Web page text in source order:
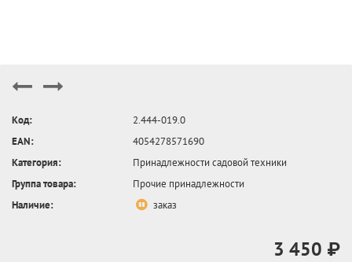
Код:
2.444-019.0
EAN:
4054278571690
Категория:
Принадлежности садовой техники
Группа товара:
Прочие принадлежности
Наличие:
заказ
3 450 ₽